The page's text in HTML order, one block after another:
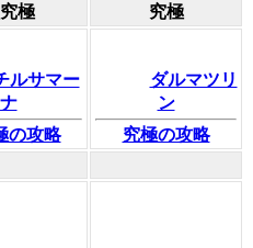
極 究極
ルサマー
ナ
の攻略
ダルマツリ
ン
究極の攻略